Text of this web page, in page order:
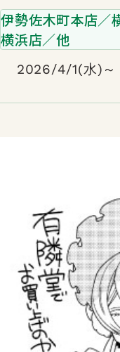
伊勢佐木町本店／
横浜店／他
2026/4/1(水)～